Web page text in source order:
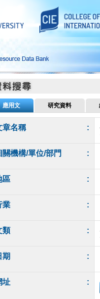
應用文 研究資料
章名稱 :
關機構/單位/部門 :
區 :
業 :
類 :
期 :
址 :